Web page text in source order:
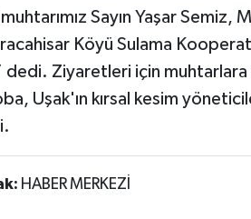
Sayın Yaşar Semiz,
Köyü Sulama
dedi. Ziyaretleri için
Uşak'ın kırsal kesim
HABER MERKEZİ